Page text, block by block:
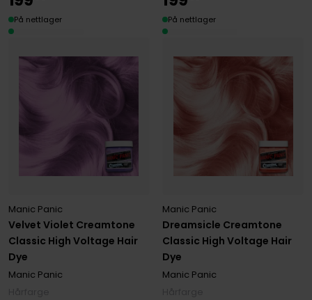
Velvet Violet Creamtone
Classic High Voltage Hair
Dye
Manic Panic
Manic Panic
På nettlager
Dreamsicle Creamtone
Classic High Voltage Hair
Dye
Manic Panic
Manic Panic
På nettlager